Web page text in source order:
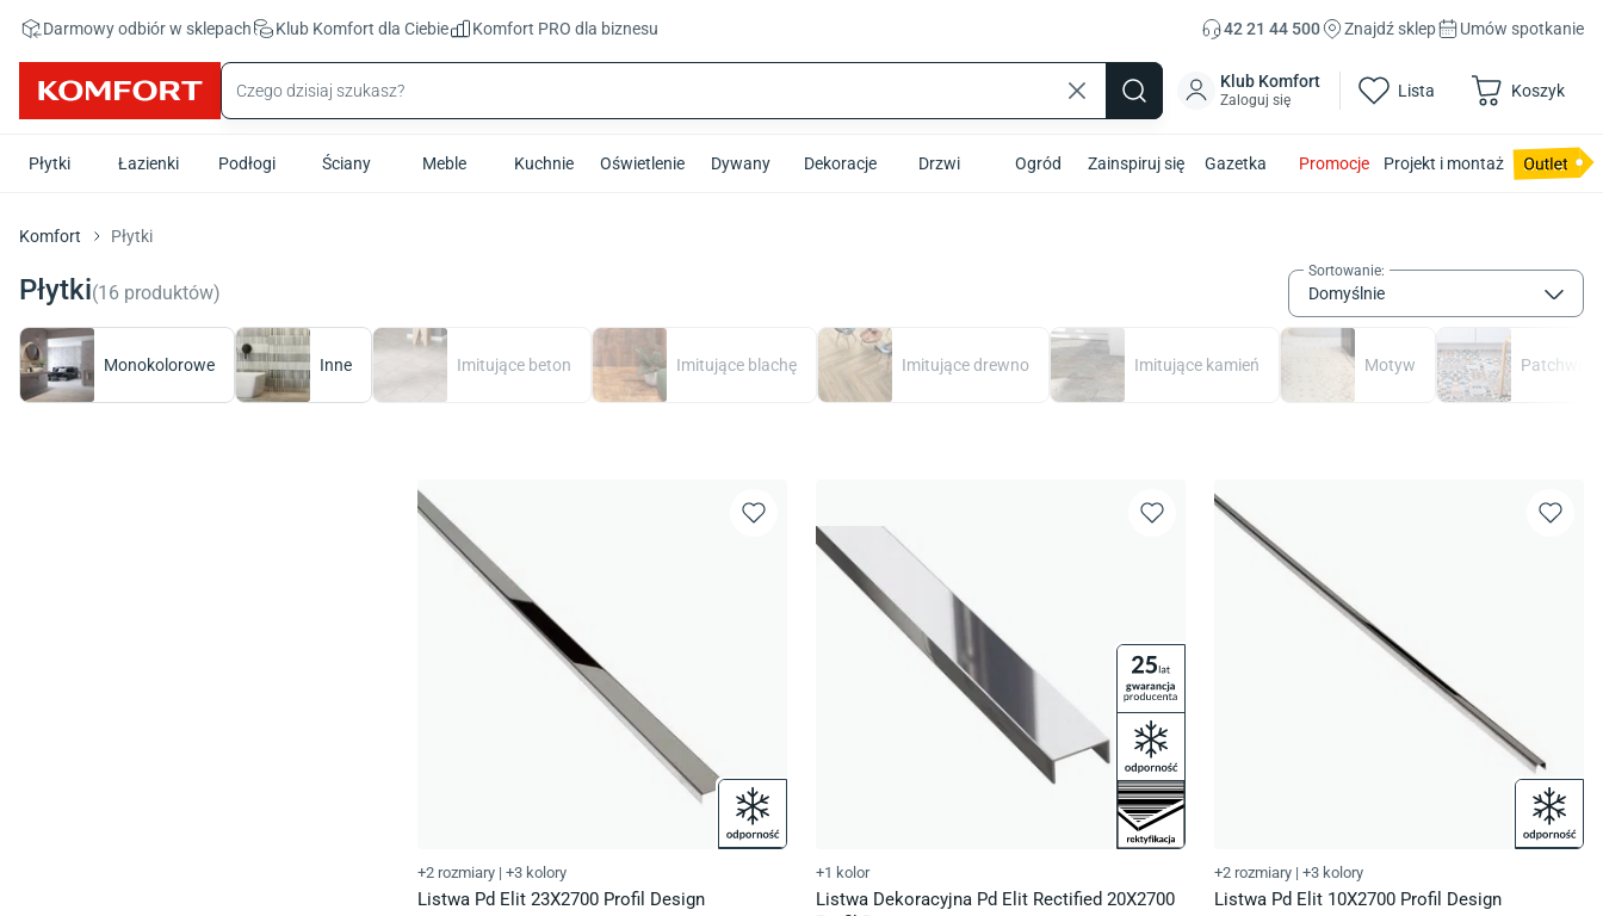
Darmowy odbiór w sklepach Klub Komfort dla Ciebie Komfort PRO dla biznesu 42 21 44 500 Znajdź sklep Umów spotkanie
Klub Komfort
Zaloguj się Lista Koszyk
Płytki Łazienki Podłogi Ściany Meble Kuchnie Oświetlenie Dywany Dekoracje Drzwi Ogród Zainspiruj się Gazetka Promocje Projekt i montaż
Komfort Płytki
Płytki(16 produktów)
Sortowanie:
Domyślnie
Monokolorowe Inne Imitujące beton Imitujące blachę Imitujące drewno Imitujące kamień Motyw Patchwork
+2 rozmiary | +3 kolory
Listwa Pd Elit 23X2700 Profil Design
+1 kolor
Listwa Dekoracyjna Pd Elit Rectified 20X2700
+2 rozmiary | +3 kolory
Listwa Pd Elit 10X2700 Profil Design